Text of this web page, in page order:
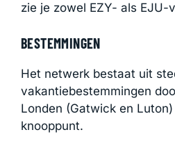
zie je zowel EZY- als EJU-
BESTEMMINGEN
Het netwerk bestaat uit
vakantiebestemmingen
Londen (Gatwick en
knooppunt.